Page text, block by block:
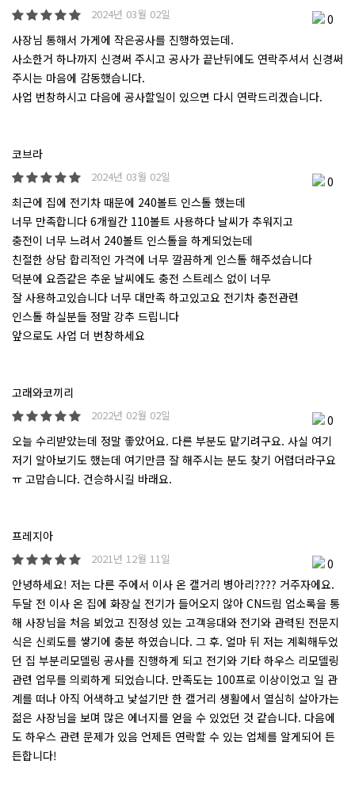
2024년 03월 02일
0
사장님 통해서 가게에 작은공사를 진행하였는데.
사소한거 하나까지 신경써 주시고 공사가 끝난뒤에도 연락주셔서 신경써
주시는 마음에 감동했습니다.
사업 번창하시고 다음에 공사할일이 있으면 다시 연락드리겠습니다.
코브라
2024년 03월 02일
0
최근에 집에 전기차 때문에 240볼트 인스톨 했는데
너무 만족합니다 6개월간 110볼트 사용하다 날씨가 추워지고
충전이 너무 느려서 240볼트 인스톨을 하게되었는데
친절한 상담 합리적인 가격에 너무 깔끔하게 인스톨 해주셨습니다
덕분에 요즘같은 추운 날씨에도 충전 스트레스 없이 너무
잘 사용하고있습니다 너무 대만족 하고있고요 전기차 충전관련
인스톨 하실분들 정말 강추 드립니다
앞으로도 사업 더 번창하세요
고래와코끼리
2022년 02월 02일
0
오늘 수리받았는데 정말 좋았어요. 다른 부분도 맡기려구요. 사실 여기
저기 알아보기도 했는데 여기만큼 잘 해주시는 분도 찾기 어렵더라구요
ㅠ 고맙습니다. 건승하시길 바래요.
프레지아
2021년 12월 11일
0
안녕하세요! 저는 다른 주에서 이사 온 캘거리 병아리???? 거주자에요.
두달 전 이사 온 집에 화장실 전기가 들어오지 않아 CN드림 업소록을 통
해 사장님을 처음 뵈었고 진정성 있는 고객응대와 전기와 관력된 전문지
식은 신뢰도를 쌓기에 충분 하였습니다. 그 후. 얼마 뒤 저는 계획해두었
던 집 부분리모델링 공사를 진행하게 되고 전기와 기타 하우스 리모델링
관련 업무를 의뢰하게 되었습니다. 만족도는 100프로 이상이었고 일 관
계를 떠나 아직 어색하고 낯설기만 한 캘거리 생활에서 열심히 살아가는
젊은 사장님을 보며 많은 에너지를 얻을 수 있었던 것 같습니다. 다음에
도 하우스 관련 문제가 있음 언제든 연락할 수 있는 업체를 알게되어 든
든합니다!